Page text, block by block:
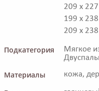
209 x
199 x
209 x
Подкатегория
Мягкое
Материалы кожа,